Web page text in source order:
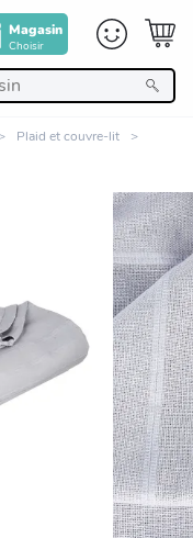
Magasin
Choisir
Plaid et couvre-lit